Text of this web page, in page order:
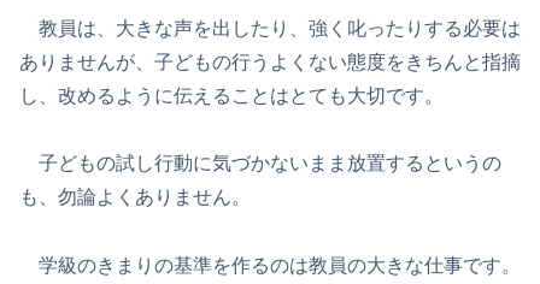
教員は、大きな声を出したり、強く叱ったりする必要は
ありませんが、子どもの行うよくない態度をきちんと指摘
し、改めるように伝えることはとても大切です。
子どもの試し行動に気づかないまま放置するというの
も、勿論よくありません。
学級のきまりの基準を作るのは教員の大きな仕事です。